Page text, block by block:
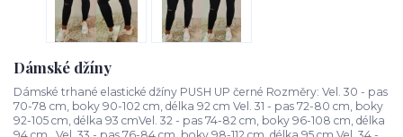
Dámské džíny
Dámské trhané elastické džíny PUSH UP černé Rozměry: Vel. 30 - pas
70-78 cm, boky 90-102 cm, délka 92 cm Vel. 31 - pas 72-80 cm, boky
92-105 cm, délka 93 cmVel. 32 - pas 74-82 cm, boky 96-108 cm, délka